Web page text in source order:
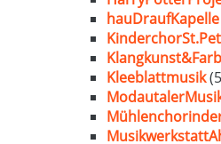
hauDraufKapelle
Kleeblattmusik